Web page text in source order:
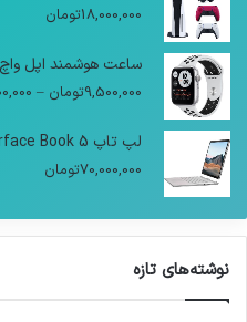
18,000,000تومان
ساعت هوشمند اپل واچ 9
9,500,000تومان –
لپ تاپ Surface Book 5
70,000,000تومان
نوشته‌های تازه